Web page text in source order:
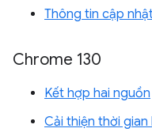
Thông tin cập
Chrome 130
Kết hợp hai nguồn
Cải thiện thời